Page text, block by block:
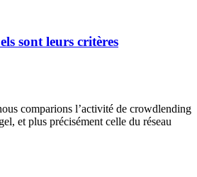
sont leurs critères
comparions l’activité de crowdlending
et plus précisément celle du réseau